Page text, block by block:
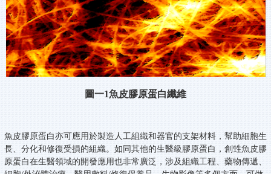
圖一1魚皮膠原蛋白纖維
魚皮膠原蛋白亦可應用於製造人工組織和器官的支架材料，幫助細胞生
長、分化和修復受損的組織。如同其他的生醫級膠原蛋白，創甡魚皮膠
原蛋白在生醫領域的開發應用也非常廣泛，涉及組織工程、藥物傳遞、